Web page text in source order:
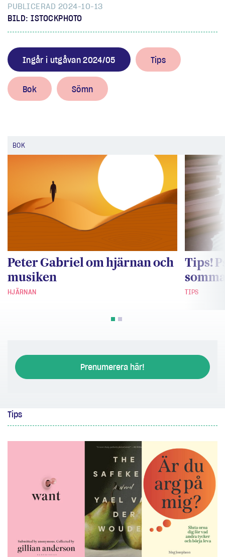
PUBLICERAD 2024-10-13
BILD: ISTOCKPHOTO
Ingår i utgåvan 2024/05 Tips
Bok Sömn
BOK
Peter Gabriel om hjärnan och
musiken
HJÄRNAN
Tips!
TIPS
Prenumerera här!
Tips